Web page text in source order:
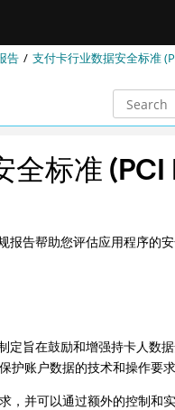
告 支付卡行业数据安全标准
全标准 (PCI
报告帮助您评估应用程序的
定旨在鼓励和增强持卡人数
护账户数据的技术和操作要求
，并可以通过额外的控制和